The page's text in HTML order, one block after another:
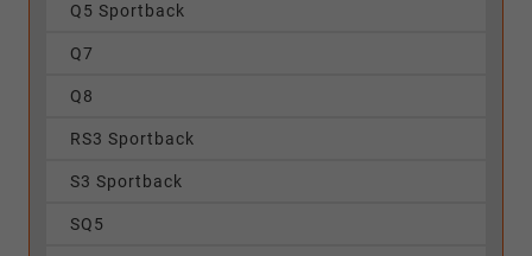
Q5 Sportback
Q7
Q8
RS3 Sportback
S3 Sportback
SQ5